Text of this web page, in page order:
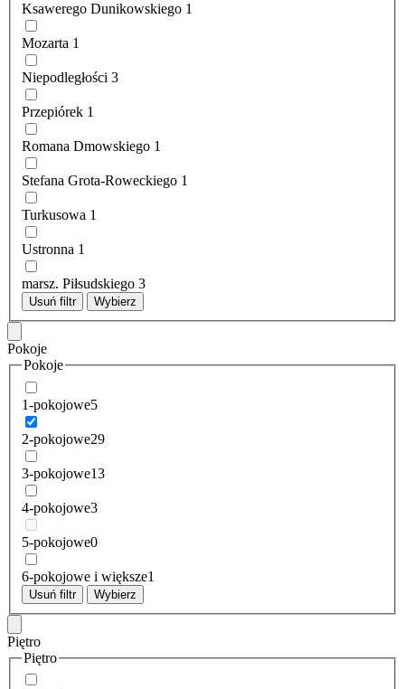
Ksawerego Dunikowskiego 1
Mozarta 1
Niepodległości 3
Przepiórek 1
Romana Dmowskiego 1
Stefana Grota-Roweckiego 1
Turkusowa 1
Ustronna 1
marsz. Piłsudskiego 3
Usuń filtr Wybierz
Pokoje
Pokoje
1-pokojowe5
2-pokojowe29
3-pokojowe13
4-pokojowe3
5-pokojowe0
6-pokojowe i większe1
Usuń filtr Wybierz
Piętro
Piętro